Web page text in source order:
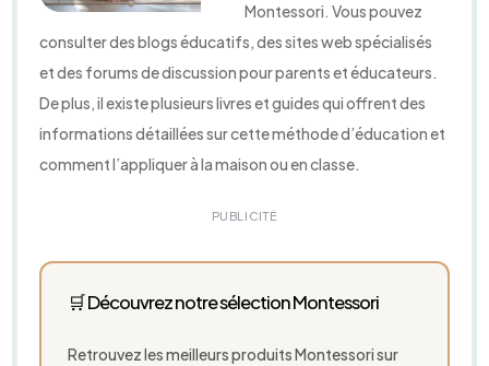
Montessori. Vous pouvez
consulter des blogs éducatifs, des sites web spécialisés
et des forums de discussion pour parents et éducateurs.
De plus, il existe plusieurs livres et guides qui offrent des
informations détaillées sur cette méthode d’éducation et
comment l’appliquer à la maison ou en classe.
PUBLICITÉ
🛒 Découvrez notre sélection Montessori
Retrouvez les meilleurs produits Montessori sur